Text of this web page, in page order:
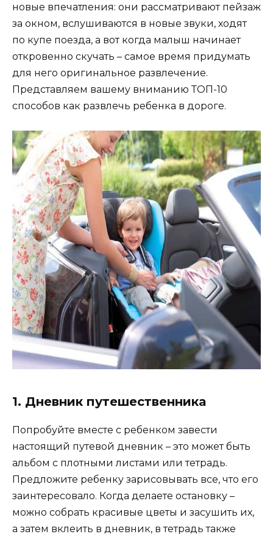
новые впечатления: они рассматривают пейзаж
за окном, вслушиваются в новые звуки, ходят
по купе поезда, а вот когда малыш начинает
откровенно скучать – самое время придумать
для него оригинальное развлечение.
Представляем вашему вниманию ТОП-10
способов как развлечь ребенка в дороге.
1. Дневник путешественника
Попробуйте вместе с ребенком завести
настоящий путевой дневник – это может быть
альбом с плотными листами или тетрадь.
Предложите ребенку зарисовывать все, что его
заинтересовало. Когда делаете остановку –
можно собрать красивые цветы и засушить их,
а затем вклеить в дневник, в тетрадь также